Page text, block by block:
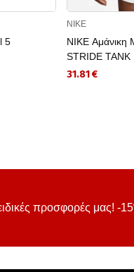
5
NIKE
NIKE Αμάνικη
STRIDE TANK
31.81 €
προσφορές μας! -